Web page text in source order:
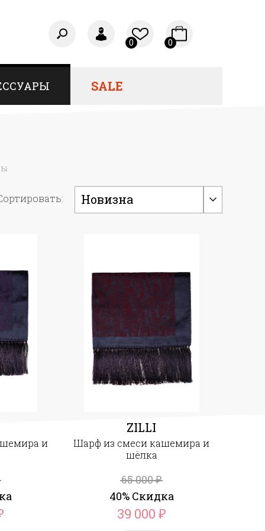
0 0
SALE
Новизна
и
ZILLI
Шарф из смеси кашемира и
шёлка
65 000₽
40% Скидка
39 000 ₽